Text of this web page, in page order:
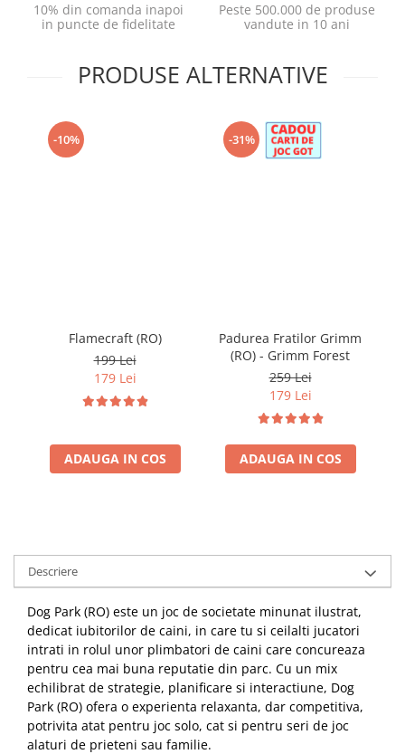
10% din comanda inapoi
in puncte de fidelitate
Peste 500.000 de produse
vandute in 10 ani
PRODUSE ALTERNATIVE
-10%
Flamecraft (RO)
199 Lei
179 Lei
ADAUGA IN COS
-31%
Padurea Fratilor Grimm
(RO) - Grimm Forest
259 Lei
179 Lei
ADAUGA IN COS
Descriere
Dog Park (RO) este un joc de societate minunat ilustrat,
dedicat iubitorilor de caini, in care tu si ceilalti jucatori
intrati in rolul unor plimbatori de caini care concureaza
pentru cea mai buna reputatie din parc. Cu un mix
echilibrat de strategie, planificare si interactiune, Dog
Park (RO) ofera o experienta relaxanta, dar competitiva,
potrivita atat pentru joc solo, cat si pentru seri de joc
alaturi de prieteni sau familie.